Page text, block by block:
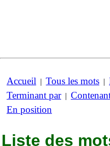
Accueil | Tous les mots |
Terminant par|
En position
Liste des